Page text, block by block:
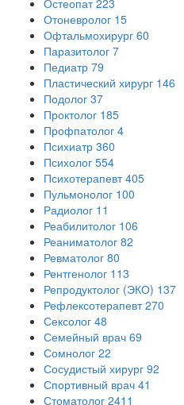
Отоневролог 15
Офтальмохирург 60
Паразитолог 7
Педиатр 79
Пластический хирург 146
Подолог 37
Проктолог 185
Профпатолог 4
Психиатр 360
Психолог 554
Психотерапевт 405
Пульмонолог 100
Радиолог 11
Реабилитолог 106
Реаниматолог 82
Ревматолог 80
Рентгенолог 113
Репродуктолог (ЭКО) 137
Рефлексотерапевт 270
Сексолог 48
Семейный врач 69
Сомнолог 22
Сосудистый хирург 92
Спортивный врач 41
Стоматолог 2411